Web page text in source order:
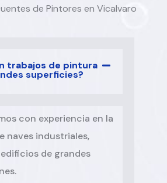
de Pintores en Vicalvaro
trabajos de pintura
superficies?
con experiencia en la
naves industriales,
de grandes